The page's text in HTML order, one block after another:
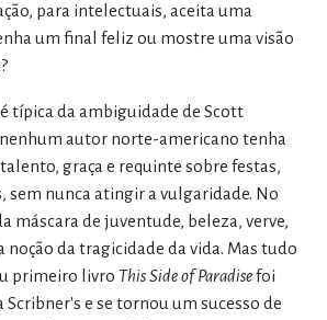
para intelectuais, aceita uma
um final feliz ou mostre uma visão
típica da ambiguidade de Scott
autor norte-americano tenha
graça e requinte sobre festas,
sem nunca atingir a vulgaridade. No
máscara de juventude, beleza, verve,
noção da tragicidade da vida. Mas tudo
primeiro livro This Side of Paradisefoi
e se tornou um sucesso de